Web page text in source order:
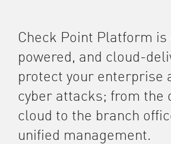
Check Point Platform is
powered, and cloud-
protect your enterprise
cyber attacks; from the
cloud to the branch
unified management.